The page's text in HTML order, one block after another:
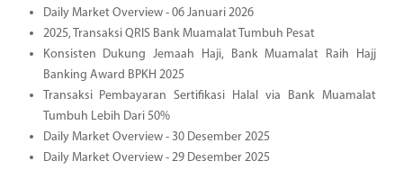
Daily Market Overview - 06 Januari 2026
2025, Transaksi QRIS Bank Muamalat Tumbuh Pesat
Konsisten Dukung Jemaah Haji, Bank Muamalat Raih Hajj
Banking Award BPKH 2025
Transaksi Pembayaran Sertifikasi Halal via Bank Muamalat
Tumbuh Lebih Dari 50%
Daily Market Overview - 30 Desember 2025
Daily Market Overview - 29 Desember 2025